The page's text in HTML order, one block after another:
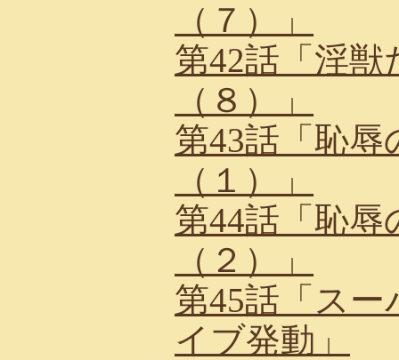
（７）」
第42話「淫獣
（８）」
第43話「恥
（１）」
第44話「恥
（２）」
第45話「ス
イブ発動」